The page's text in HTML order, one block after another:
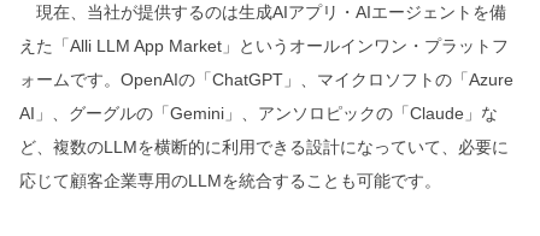
現在、当社が提供するのは生成AIアプリ・AIエージェントを備
えた「Alli LLM App Market」というオールインワン・プラットフ
ォームです。OpenAIの「ChatGPT」、マイクロソフトの「Azure
AI」、グーグルの「Gemini」、アンソロピックの「Claude」な
ど、複数のLLMを横断的に利用できる設計になっていて、必要に
応じて顧客企業専用のLLMを統合することも可能です。